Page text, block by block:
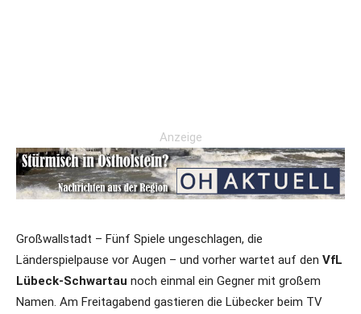
Anzeige
Großwallstadt – Fünf Spiele ungeschlagen, die
Länderspielpause vor Augen – und vorher wartet auf den VfL
Lübeck-Schwartau noch einmal ein Gegner mit großem
Namen. Am Freitagabend gastieren die Lübecker beim TV